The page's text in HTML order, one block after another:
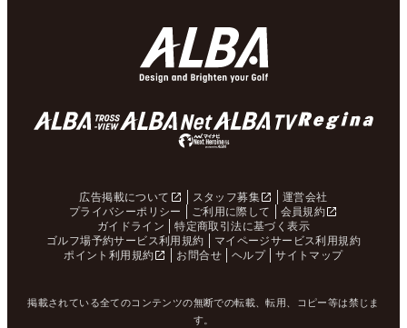
広告掲載について スタッフ募集
運営会社
プライバシーポリシー
ご利用に際して
会員規約
ガイドライン
特定商取引法に基づく表示
ゴルフ場予約サービス利用規約
マイページサービス利用規約
ポイント利用規約
お問合せ ヘルプ サイトマップ
掲載されている全てのコンテンツの無断での転載、転用、コピー等は禁じま
す。